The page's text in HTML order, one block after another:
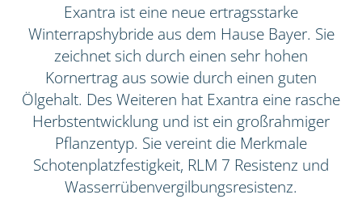
Exantra ist eine neue ertragsstarke
Winterrapshybride aus dem Hause Bayer. Sie
zeichnet sich durch einen sehr hohen
Kornertrag aus sowie durch einen guten
Ölgehalt. Des Weiteren hat Exantra eine rasche
Herbstentwicklung und ist ein großrahmiger
Pflanzentyp. Sie vereint die Merkmale
Schotenplatzfestigkeit, RLM 7 Resistenz und
Wasserrübenvergilbungsresistenz.